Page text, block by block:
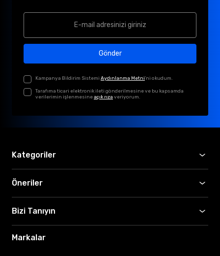
Gönder
Kampanya Bildirim Sistemi Aydınlanma Metni'ni okudum.
Tarafıma ticari elektronik ileti gönderilmesine ve bu kapsamda
verilerimin işlenmesineaçık rıza veriyorum.
Kategoriler
Öneriler
Bizi Tanıyın
Markalar